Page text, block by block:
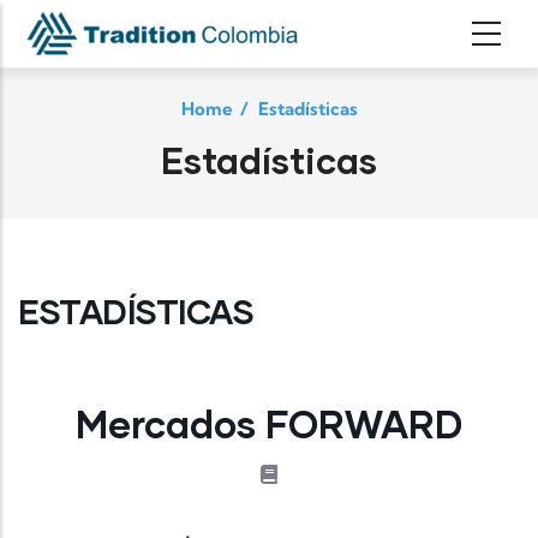
Skip to main content
Home / Estadísticas
Estadísticas
ESTADÍSTICAS
Mercados FORWARD